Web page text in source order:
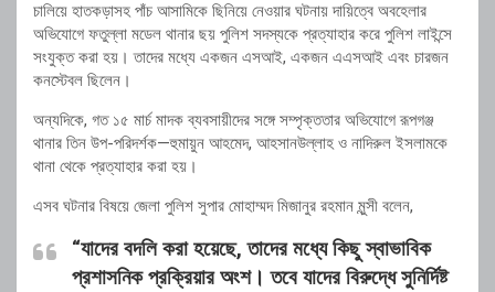
চালিয়ে হাতকড়াসহ পাঁচ আসামিকে ছিনিয়ে নেওয়ার ঘটনায় দায়িত্বে অবহেলার
অভিযোগে ফতুল্লা মডেল থানার ছয় পুলিশ সদস্যকে প্রত্যাহার করে পুলিশ লাইন্সে
সংযুক্ত করা হয়। তাদের মধ্যে একজন এসআই, একজন এএসআই এবং চারজন
কনস্টেবল ছিলেন।
অন্যদিকে, গত ১৫ মার্চ মাদক ব্যবসায়ীদের সঙ্গে সম্পৃক্ততার অভিযোগে রূপগঞ্জ
থানার তিন উপ-পরিদর্শক—হুমায়ুন আহমেদ, আহসানউল্লাহ ও নাদিরুল ইসলামকে
থানা থেকে প্রত্যাহার করা হয়।
এসব ঘটনার বিষয়ে জেলা পুলিশ সুপার মোহাম্মদ মিজানুর রহমান মুন্সী বলেন,
“যাদের বদলি করা হয়েছে, তাদের মধ্যে কিছু স্বাভাবিক
প্রশাসনিক প্রক্রিয়ার অংশ। তবে যাদের বিরুদ্ধে সুনির্দিষ্ট